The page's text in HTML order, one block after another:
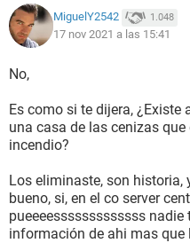
MiguelY2542 1.048
17 nov 2021 a las 15:41
No,
Es como si te dijera,
una casa de las cenizas
incendio?
Los eliminaste, son historia,
bueno, si, en el co server
pueeeesssssssssssss
información de ahi mas que